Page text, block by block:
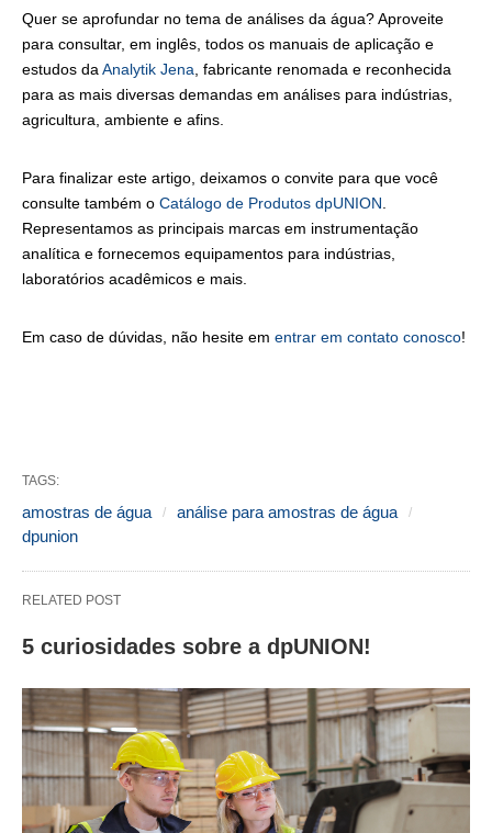
Quer se aprofundar no tema de análises da água? Aproveite
para consultar, em inglês, todos os manuais de aplicação e
estudos da Analytik Jena , fabricante renomada e reconhecida
para as mais diversas demandas em análises para indústrias,
agricultura, ambiente e afins.
Para finalizar este artigo, deixamos o convite para que você
consulte também o Catálogo de Produtos dpUNION
Representamos as principais marcas em instrumentação
analítica e fornecemos equipamentos para indústrias,
laboratórios acadêmicos e mais.
Em caso de dúvidas, não hesite em entrar em contato conosco!
TAGS:
amostras de água
análise para amostras de água
dpunion
RELATED POST
5 curiosidades sobre a dpUNION!